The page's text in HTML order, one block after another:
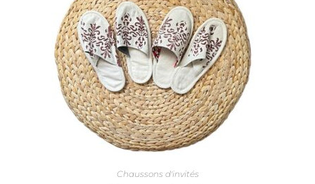
Chaussons d'invités